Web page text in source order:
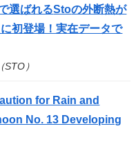
選ばれるStoの外断熱が
初登場！実在データで
）
for Rain and
No. 13 Developing